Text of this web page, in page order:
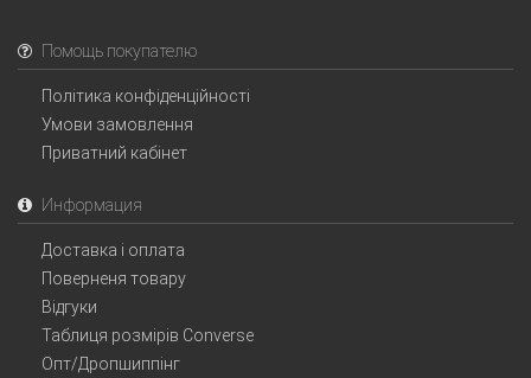
Помощь покупателю
Політика конфіденційності
Умови замовлення
Приватний кабінет
Информация
Доставка і оплата
Поверненя товару
Відгуки
Таблиця розмірів Converse
Опт/Дропшиппінг